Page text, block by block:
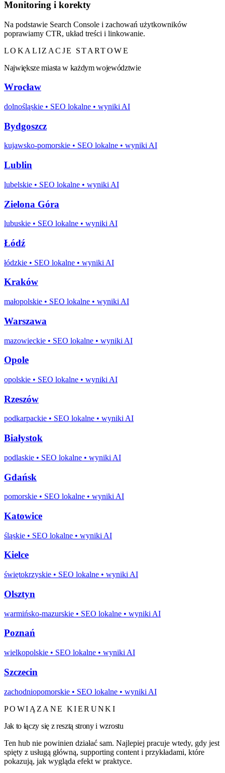
Monitoring i korekty
Na podstawie Search Console i zachowań użytkowników
poprawiamy CTR, układ treści i linkowanie.
LOKALIZACJE STARTOWE
Największe miasta w każdym województwie
Wrocław
dolnośląskie • SEO lokalne • wyniki AI
Bydgoszcz
kujawsko-pomorskie • SEO lokalne • wyniki AI
Lublin
lubelskie • SEO lokalne • wyniki AI
Zielona Góra
lubuskie • SEO lokalne • wyniki AI
Łódź
łódzkie • SEO lokalne • wyniki AI
Kraków
małopolskie • SEO lokalne • wyniki AI
Warszawa
mazowieckie • SEO lokalne • wyniki AI
Opole
opolskie • SEO lokalne • wyniki AI
Rzeszów
podkarpackie • SEO lokalne • wyniki AI
Białystok
podlaskie • SEO lokalne • wyniki AI
Gdańsk
pomorskie • SEO lokalne • wyniki AI
Katowice
śląskie • SEO lokalne • wyniki AI
Kielce
świętokrzyskie • SEO lokalne • wyniki AI
Olsztyn
warmińsko-mazurskie • SEO lokalne • wyniki AI
Poznań
wielkopolskie • SEO lokalne • wyniki AI
Szczecin
zachodniopomorskie • SEO lokalne • wyniki AI
POWIĄZANE KIERUNKI
Jak to łączy się z resztą strony i wzrostu
Ten hub nie powinien działać sam. Najlepiej pracuje wtedy, gdy jest
spięty z usługą główną, supporting content i przykładami, które
pokazują, jak wygląda efekt w praktyce.